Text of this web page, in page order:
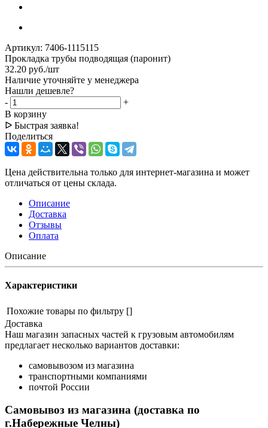
Артикул: 7406-1115115
Прокладка трубы подводящая (паронит)
32.20 руб./шт
Наличие уточняйте у менеджера
Нашли дешевле?
-
+
В корзину
ᐅ Быстрая заявка!
Поделиться
Цена действительна только для интернет-магазина и может
отличаться от цены склада.
Описание
Доставка
Отзывы
Оплата
Описание
Характеристики
Похожие товары по фильтру []
Доставка
Наш магазин запасных частей к грузовым автомобилям
предлагает несколько вариантов доставки:
самовывозом из магазина
транспортными компаниями
почтой России
Самовывоз из магазина (доставка по
г.Набережные Челны)